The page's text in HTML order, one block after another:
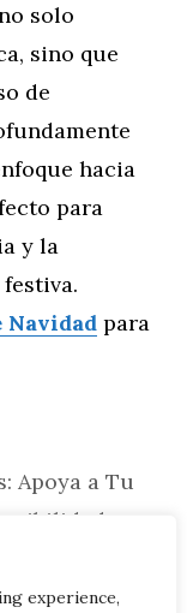
experience,
solo
sino que
de
hacia
para
y la
Navidad para
Apoya a Tu